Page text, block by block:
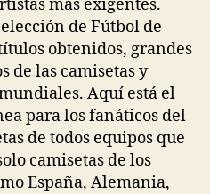
más exigentes.
de Fútbol de
obtenidos, grandes
de las camisetas y
Aquí está el
para los fanáticos del
de todos equipos que
camisetas de los
España, Alemania,